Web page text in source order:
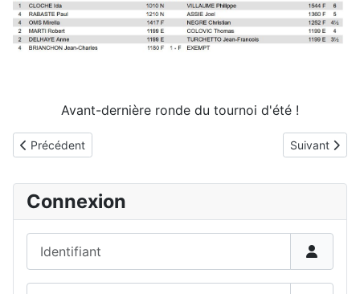
Avant-dernière ronde du tournoi d'été !
Détails
Article précédent : Appariements ronde 9 tournoi interne été
Précédent Article
Suivant
Connexion